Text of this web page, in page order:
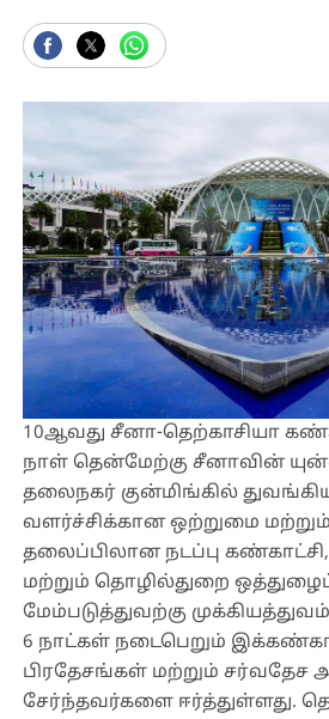
10ஆவது சீனா-தெற்காசியா
நாள் தென்மேற்கு சீனாவின்
தலைநகர் குன்மிங்கில்
வளர்ச்சிக்கான ஒற்றுமை
தலைப்பிலான நடப்பு
மற்றும் தொழில்துறை
மேம்படுத்துவற்கு
6 நாட்கள் நடைபெறும்
பிரதேசங்கள் மற்றும் சர்வதேச
சேர்ந்தவர்களை ஈர்த்துள்ளது.